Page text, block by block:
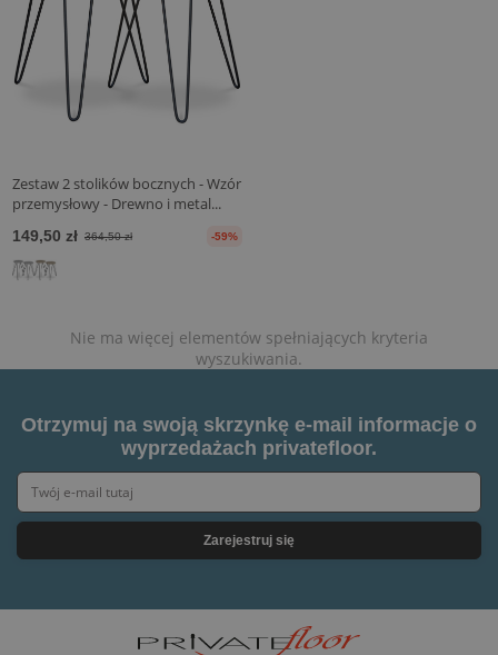
Zestaw 2 stolików bocznych - Wzór
przemysłowy - Drewno i metal...
149,50 zł 364,50 zł -59%
Nie ma więcej elementów spełniających kryteria
wyszukiwania.
Otrzymuj na swoją skrzynkę e-mail informacje o
wyprzedażach privatefloor.
Zarejestruj się